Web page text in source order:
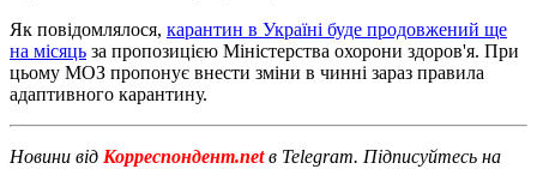
Як повідомлялося, карантин в Україні буде продовжений ще
на місяць за пропозицією Міністерства охорони здоров'я. При
цьому МОЗ пропонує внести зміни в чинні зараз правила
адаптивного карантину.
Новини від Корреспондент.netв Telegram. Підписуйтесь на